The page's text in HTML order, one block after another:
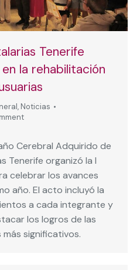
Tenerife
la rehabilitación
, Noticias
Cerebral Adquirido de
Tenerife organizó la I
celebrar los avances
año. El acto incluyó la
a cada integrante y
los logros de las
significativos.